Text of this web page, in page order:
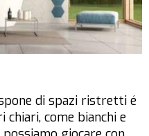
di spazi ristretti é
come bianchi e